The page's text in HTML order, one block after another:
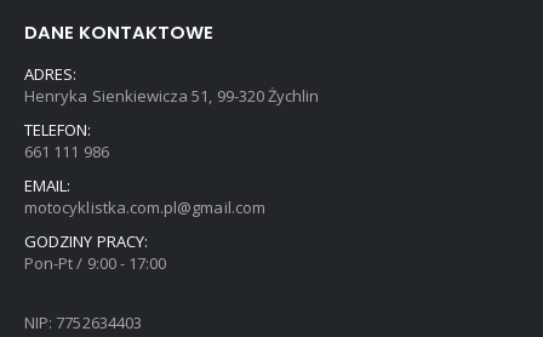
DANE KONTAKTOWE
ADRES:
Henryka Sienkiewicza 51, 99-320 Żychlin
TELEFON:
661 111 986
EMAIL:
motocyklistka.com.pl@gmail.com
GODZINY PRACY:
Pon-Pt / 9:00 - 17:00
NIP: 7752634403